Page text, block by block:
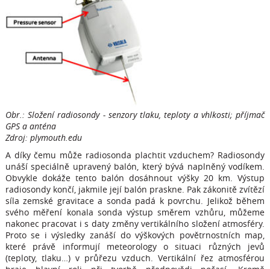
Obr.: Složení radiosondy - senzory tlaku, teploty a vhlkosti; příjmač
GPS a anténa
Zdroj: plymouth.edu
A díky čemu může radiosonda plachtit vzduchem? Radiosondy
unáší speciálně upravený balón, který bývá naplněný vodíkem.
Obvykle dokáže tento balón dosáhnout výšky 20 km. Výstup
radiosondy končí, jakmile její balón praskne. Pak zákonitě zvítězí
síla zemské gravitace a sonda padá k povrchu. Jelikož během
svého měření konala sonda výstup směrem vzhůru, můžeme
nakonec pracovat i s daty změny vertikálního složení atmosféry.
Proto se i výsledky zanáší do výškových povětrnostních map,
které právě informují meteorology o situaci různých jevů
(teploty, tlaku…) v průřezu vzduch. Vertikální řez atmosférou